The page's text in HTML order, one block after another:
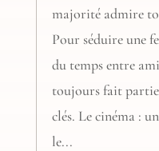
majorité admire
Pour séduire une
du temps entre
toujours fait partie
clés. Le cinéma :
le...